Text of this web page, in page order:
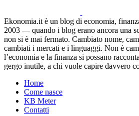
Ekonomia.it è un blog di economia,
2003 — quando i blog erano ancora una
non si è mai fermato. Cambiato nome,
cambiati i mercati e i linguaggi. Non è
l’economia e la finanza si possano
gergo inutile, a chi vuole capire davvero
Home
Come nasce
KB Meter
Contatti